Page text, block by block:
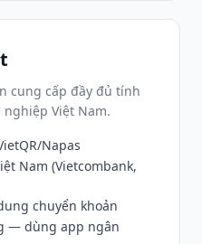
cung cấp đầy đủ tính
Việt Nam.
Napas
Nam (Vietcombank,
chuyển khoản
— dùng app ngân